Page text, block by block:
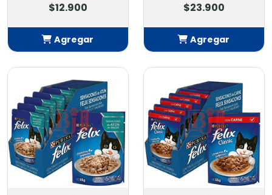
$12.900
Agregar
Añadido
$23.900
Agregar
Añadido